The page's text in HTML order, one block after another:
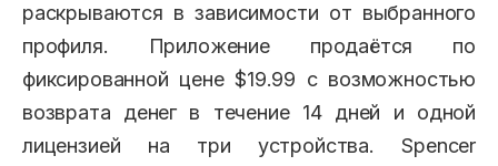
раскрываются в зависимости от выбранного
профиля. Приложение продаётся по
фиксированной цене $19.99 с возможностью
возврата денег в течение 14 дней и одной
лицензией на три устройства. Spencer